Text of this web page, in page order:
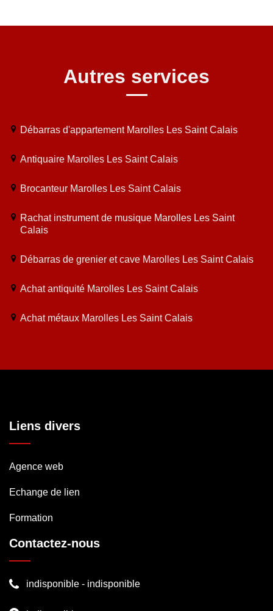
Autres services
Débarras d'appartement Marolles Les Saint Calais
Antiquaire Marolles Les Saint Calais
Brocanteur Marolles Les Saint Calais
Rachat instrument de musique Marolles Les Saint
Calais
Débarras de grenier et cave Marolles Les Saint Calais
Achat antiquité Marolles Les Saint Calais
Achat métaux Marolles Les Saint Calais
Liens divers
Agence web
Echange de lien
Formation
Contactez-nous
indisponible - indisponible